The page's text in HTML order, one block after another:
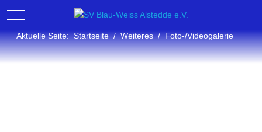
Mobile Menu Toggle
Aktuelle Seite:Startseite Weiteres Foto-/Videogalerie